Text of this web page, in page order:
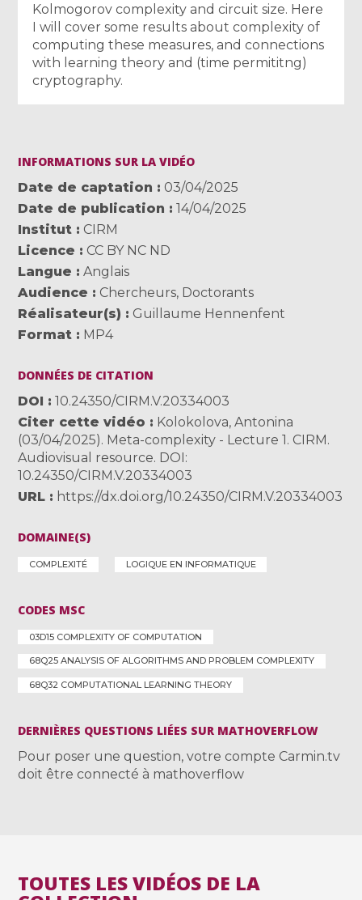
Kolmogorov complexity and circuit size. Here
I will cover some results about complexity of
computing these measures, and connections
with learning theory and (time permititng)
cryptography.
INFORMATIONS SUR LA VIDÉO
Date de captation
03/04/2025
Date de publication
14/04/2025
Institut
CIRM
Licence
CC BY NC ND
Langue
Anglais
Audience
Chercheurs, Doctorants
Réalisateur(s)
Guillaume Hennenfent
Format
MP4
DONNÉES DE CITATION
DOI
10.24350/CIRM.V.20334003
Citer cette vidéo
Kolokolova, Antonina
(03/04/2025). Meta-complexity - Lecture 1. CIRM.
Audiovisual resource. DOI:
10.24350/CIRM.V.20334003
URL
https://dx.doi.org/10.24350/CIRM.V.20334003
DOMAINE(S)
COMPLEXITÉ LOGIQUE EN INFORMATIQUE
CODES MSC
03D15 COMPLEXITY OF COMPUTATION
68Q25 ANALYSIS OF ALGORITHMS AND PROBLEM COMPLEXITY
68Q32 COMPUTATIONAL LEARNING THEORY
DERNIÈRES QUESTIONS LIÉES SUR MATHOVERFLOW
Pour poser une question, votre compte Carmin.tv
doit être connecté à mathoverflow
TOUTES LES VIDÉOS DE LA